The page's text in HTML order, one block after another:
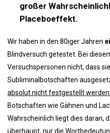
großer
Placeboeffekt.
Wir haben in den 80iger Jahren
Blindversuch getestet. Bei
Versuchspersonen nicht, dass
Subliminalbotschaften
absolut nicht festgestellt werden.
Botschaften wie Gähnen und
Wahrscheinlich liegt dies daran,
überhaupt, nur die